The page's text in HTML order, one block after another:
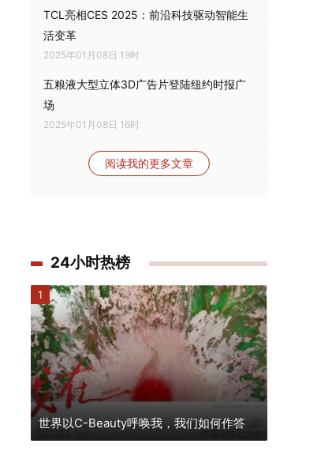
TCL亮相CES 2025：前沿科技驱动智能生
活变革
2025年01月08日 19时
五粮液大型立体3D广告片登陆纽约时报广
场
2025年01月08日 16时
阅读我的更多文章
24小时热榜
1
世界以C-Beauty呼唤我，我们如何作答